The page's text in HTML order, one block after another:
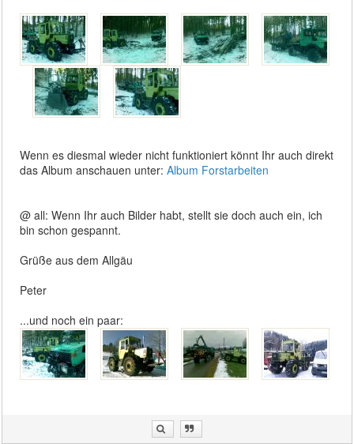
Wenn es diesmal wieder nicht funktioniert könnt Ihr auch direkt
das Album anschauen unter:Album Forstarbeiten
@ all: Wenn Ihr auch Bilder habt, stellt sie doch auch ein, ich
bin schon gespannt.
Grüße aus dem Allgäu
Peter
...und noch ein paar: